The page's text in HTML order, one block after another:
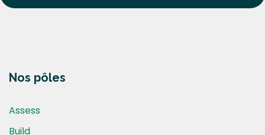
Nos pôles
Assess
Build